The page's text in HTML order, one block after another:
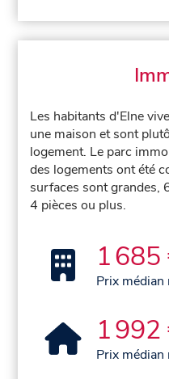
Les habitants d'Elne
une maison et sont
logement. Le parc
des logements ont été
surfaces sont grandes,
4 pièces ou plus.
1 685
Prix
1 992
Prix